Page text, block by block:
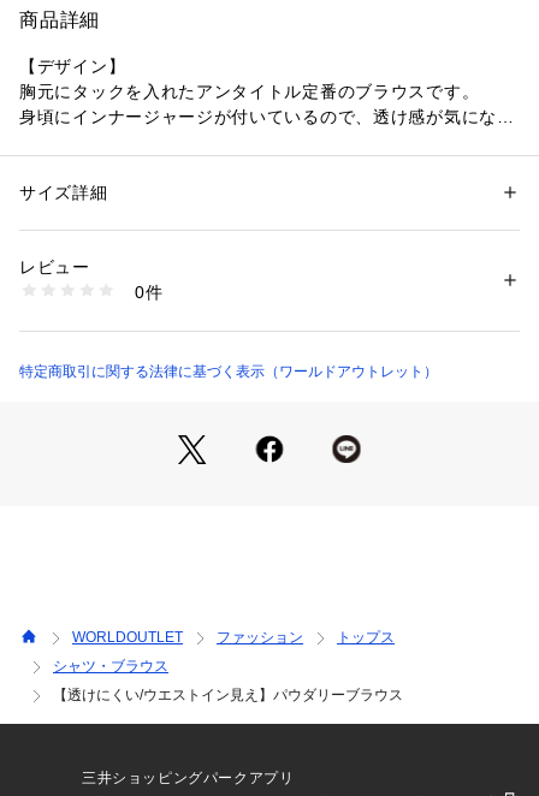
商品詳細
【デザイン】
胸元にタックを入れたアンタイトル定番のブラウスです。
身頃にインナージャージが付いているので、透け感が気になり
イン。
豊かな膨らみと快適な着心地感、マイルドで上品なパウダー
【着こなしポイント】
※照明の関係により、実際よりも色味が違って見える場合があ
ります。また、パソコン・スマートフォンなどの環境により、
若干製品と画像のカラーが異なる場合もございます。
性別：レディース
素材：本体: ポリエステル100％ ジャージ部分: 再生繊維（セルロース）7
生産国：日本製
1096000002830
サイズ詳細
レビュー
0件
特定商取引に関する法律に基づく表示（ワールドアウトレット）
WORLDOUTLET ファッション
トップス
シャツ・ブラウス
【透けにくい/ウエストイン見え】パウダリーブラウス
三井ショッピングパークアプリ